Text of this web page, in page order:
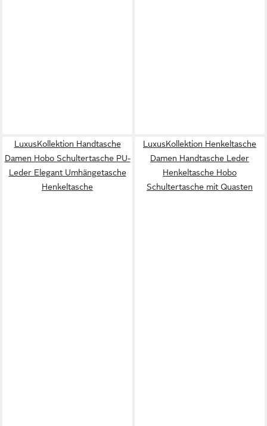
LuxusKollektion Handtasche
Damen Hobo Schultertasche PU-
Leder Elegant Umhängetasche
Henkeltasche
LuxusKollektion Henkeltasche
Damen Handtasche Leder
Henkeltasche Hobo
Schultertasche mit Quasten